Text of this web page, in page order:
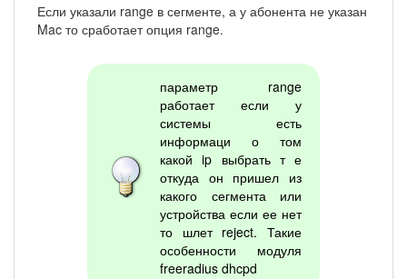
Если указали range в сегменте, а у абонента не указан
Mac то сработает опция range.
параметр range
работает если у
системы есть
информаци о том
какой ip выбрать т е
откуда он пришел из
какого сегмента или
устройства если ее нет
то шлет reject. Такие
особенности модуля
freeradius dhcpd